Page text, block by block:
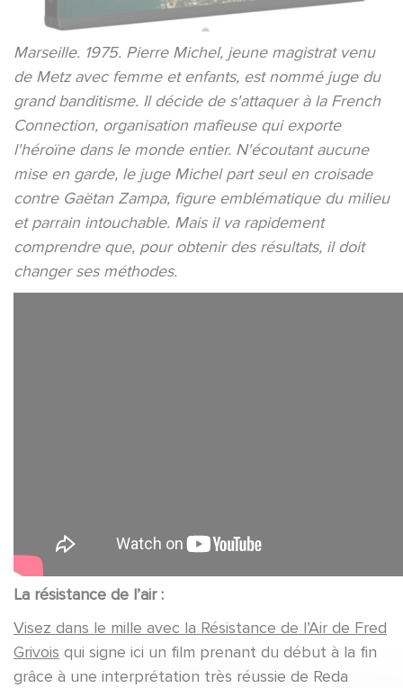
Marseille. 1975. Pierre Michel, jeune magistrat venu
de Metz avec femme et enfants, est nommé juge du
grand banditisme. Il décide de s'attaquer à la French
Connection, organisation mafieuse qui exporte
l'héroïne dans le monde entier. N'écoutant aucune
mise en garde, le juge Michel part seul en croisade
contre Gaëtan Zampa, figure emblématique du milieu
et parrain intouchable. Mais il va rapidement
comprendre que, pour obtenir des résultats, il doit
changer ses méthodes.
La résistance de l’air :
Visez dans le mille avec la Résistance de l’Air de Fred
Grivois qui signe ici un film prenant du début à la fin
grâce à une interprétation très réussie de Reda